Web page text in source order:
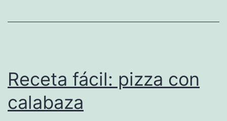
Receta fácil: pizza con
calabaza